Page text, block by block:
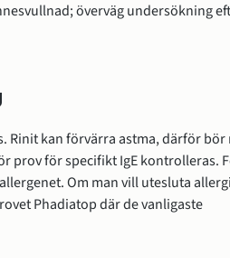
överväg undersökning
Rinit kan förvärra astma, därför
prov för specifikt IgE kontrolleras.
Om man vill utesluta
Phadiatop där de vanligaste